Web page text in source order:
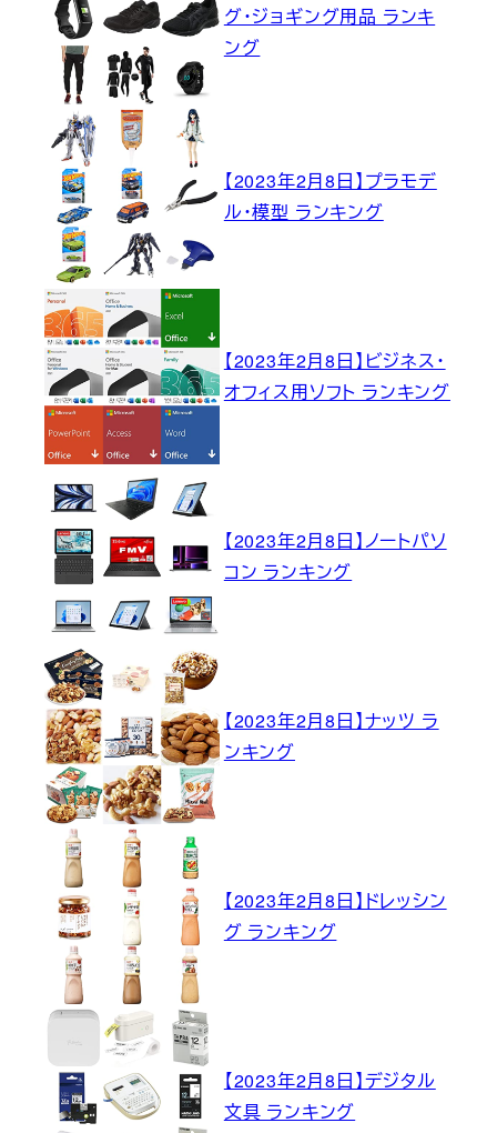
グ・ジョギング用品 ランキ
ング
【2023年2月8日】プラモデ
ル・模型 ランキング
【2023年2月8日】ビジネス・
オフィス用ソフト ランキング
【2023年2月8日】ノートパソ
コン ランキング
【2023年2月8日】ナッツ ラ
ンキング
【2023年2月8日】ドレッシン
グ ランキング
【2023年2月8日】デジタル
文具 ランキング